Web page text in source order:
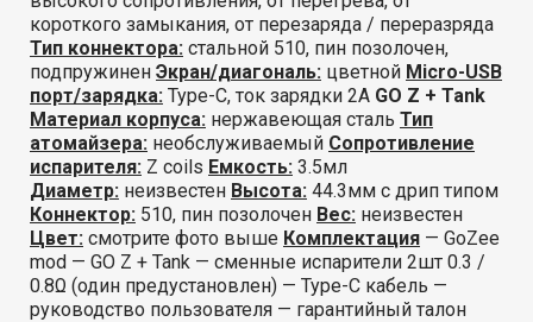
короткого замыкания, от перезаряда / переразряда
Тип коннектора: стальной 510, пин позолочен,
подпружинен Экран/диагональ: цветной Micro-USB
порт/зарядка: Type-C, ток зарядки 2А GO Z + Tank
Материал корпуса: нержавеющая сталь Тип
атомайзера: необслуживаемый Сопротивление
испарителя: Z coils Емкость: 3.5мл
Диаметр: неизвестен Высота: 44.3мм с дрип типом
Коннектор: 510, пин позолочен Вес: неизвестен
Цвет: смотрите фото выше Комплектация — GoZee
mod — GO Z + Tank — сменные испарители 2шт 0.3 /
0.8Ω (один предустановлен) — Type-C кабель —
руководство пользователя — гарантийный талон